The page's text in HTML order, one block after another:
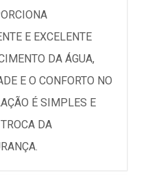
E EXCELENTE
DA ÁGUA,
E O CONFORTO NO
É SIMPLES E
DA